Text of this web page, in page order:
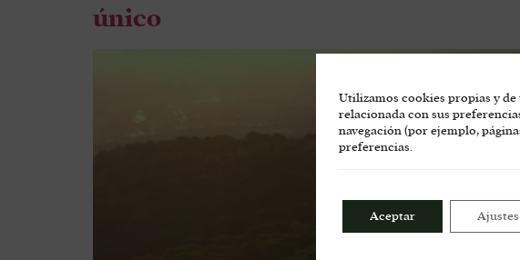
único
Utilizamos cookies propias y
relacionada con sus
navegación (por ejemplo,
preferencias.
Aceptar Ajustes